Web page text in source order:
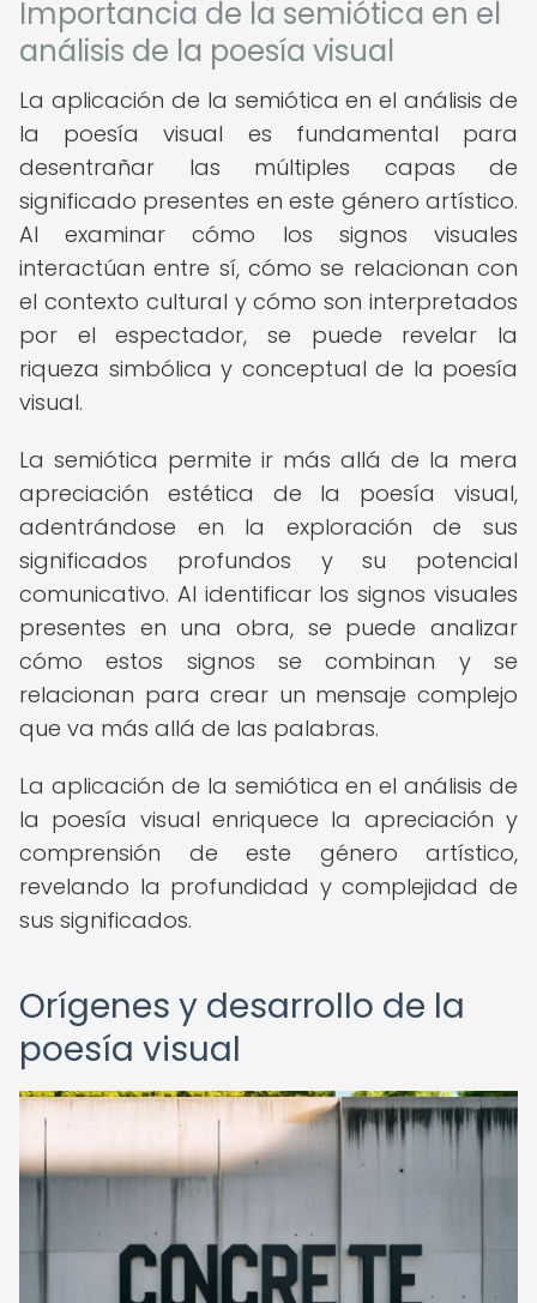
Importancia de la semiótica en el
análisis de la poesía visual
La aplicación de la semiótica en el análisis de
la poesía visual es fundamental para
desentrañar las múltiples capas de
significado presentes en este género artístico.
Al examinar cómo los signos visuales
interactúan entre sí, cómo se relacionan con
el contexto cultural y cómo son interpretados
por el espectador, se puede revelar la
riqueza simbólica y conceptual de la poesía
visual.
La semiótica permite ir más allá de la mera
apreciación estética de la poesía visual,
adentrándose en la exploración de sus
significados profundos y su potencial
comunicativo. Al identificar los signos visuales
presentes en una obra, se puede analizar
cómo estos signos se combinan y se
relacionan para crear un mensaje complejo
que va más allá de las palabras.
La aplicación de la semiótica en el análisis de
la poesía visual enriquece la apreciación y
comprensión de este género artístico,
revelando la profundidad y complejidad de
sus significados.
Orígenes y desarrollo de la
poesía visual